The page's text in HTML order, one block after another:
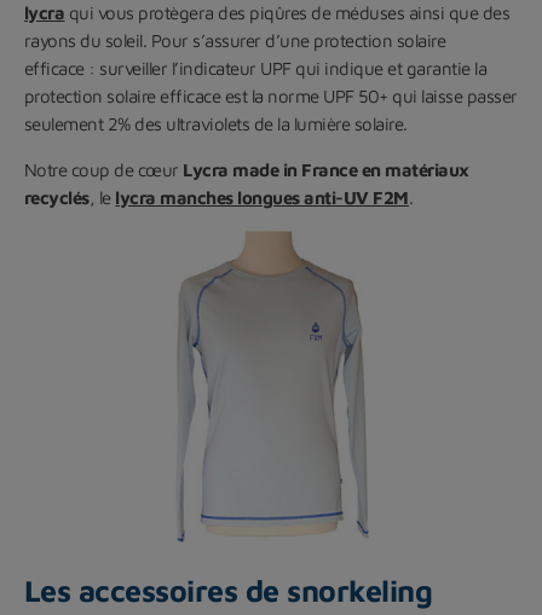
lycra qui vous protègera des piqûres de méduses ainsi que des
rayons du soleil. Pour s’assurer d’une protection solaire
efficace : surveiller l’indicateur UPF qui indique et garantie la
protection solaire efficace est la norme UPF 50+ qui laisse passer
seulement 2% des ultraviolets de la lumière solaire.
Notre coup de cœur Lycra made in France en matériaux
recyclés, le lycra manches longues anti-UV F2M.
Les accessoires de snorkeling